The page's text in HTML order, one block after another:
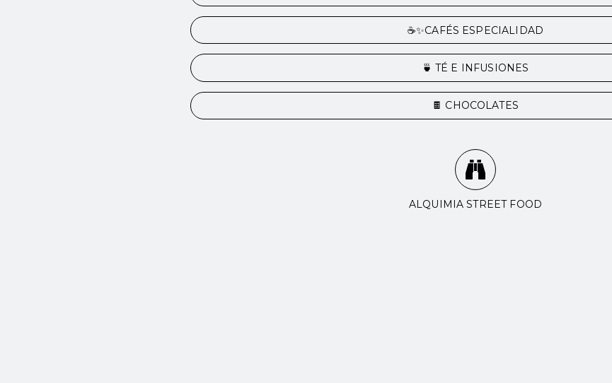
☕✨CAFÉS ESPECIALIDAD
🍵 TÉ E INFUSIONES
🍫 CHOCOLATES
ALQUIMIA STREET FOOD